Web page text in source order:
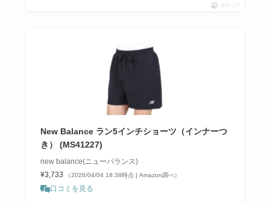
ポチップ
New Balance ラン5インチショーツ（インナーつ
き） (MS41227)
new balance(ニューバランス)
¥3,733
（2026/04/04 18:38時点 | Amazon調べ）
口コミを見る